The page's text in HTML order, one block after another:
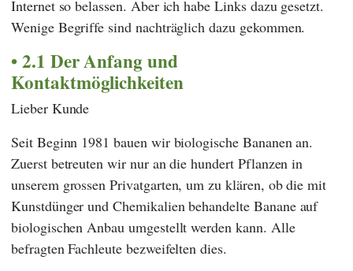
Internet so belassen. Aber ich habe Links dazu gesetzt.
Wenige Begriffe sind nachträglich dazu gekommen.
2.1 Der Anfang und
Kontaktmöglichkeiten
Lieber Kunde
Seit Beginn 1981 bauen wir biologische Bananen an.
Zuerst betreuten wir nur an die hundert Pflanzen in
unserem grossen Privatgarten, um zu klären, ob die mit
Kunstdünger und Chemikalien behandelte Banane auf
biologischen Anbau umgestellt werden kann. Alle
befragten Fachleute bezweifelten dies.